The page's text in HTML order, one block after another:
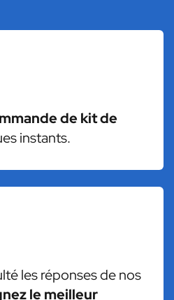
de kit de
instants.
les réponses de nos
le meilleur